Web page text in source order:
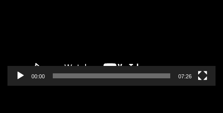
00:00 07:26